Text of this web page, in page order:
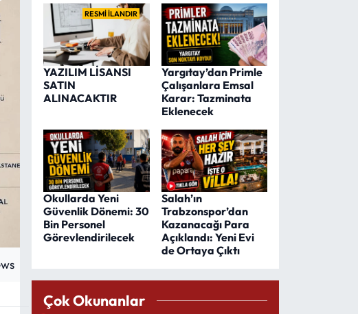
RESMİ İLANDIR
YAZILIM LİSANSI
SATIN
ALINACAKTIR
Yargıtay’dan Primle
Çalışanlara Emsal
Karar: Tazminata
Eklenecek
Okullarda Yeni
Güvenlik Dönemi: 30
Bin Personel
Görevlendirilecek
Salah’ın
Trabzonspor’dan
Kazanacağı Para
Açıklandı: Yeni Evi
de Ortaya Çıktı
Çok Okunanlar